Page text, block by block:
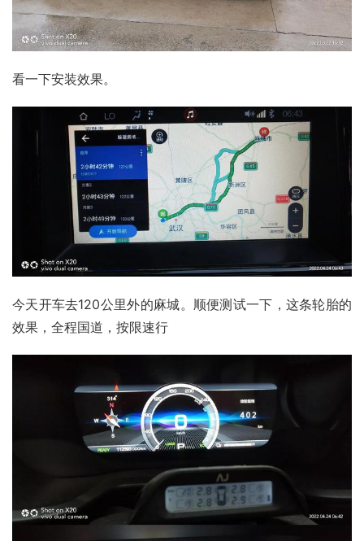
看一下安装效果。
今天开车去120公里外的麻城。顺便测试一下，这条轮胎的
效果，全程国道，按限速行